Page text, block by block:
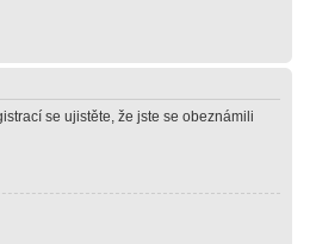
se ujistěte, že jste se obeznámili